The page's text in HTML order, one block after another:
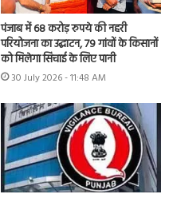
पंजाब में 68 करोड़ रुपये की नहरी
परियोजना का उद्घाटन, 79 गांवों के किसानों
को मिलेगा सिंचाई के लिए पानी
30 July 2026 - 11:48 AM